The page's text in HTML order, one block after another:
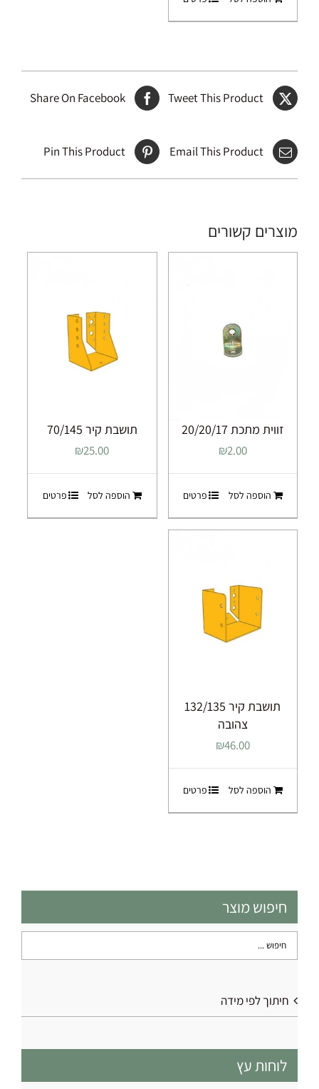
Share On Facebook Tweet This Product
Pin This Product Email This Product
מוצרים קשורים
זווית מתכת 20/20/17
₪2.00
הוספה לסל פרטים
תושבת קיר 70/145
₪25.00
הוספה לסל פרטים
תושבת קיר 132/135
צהובה
₪46.00
הוספה לסל פרטים
חיפוש מוצר
חיתוך לפי מידה
לוחות עץ